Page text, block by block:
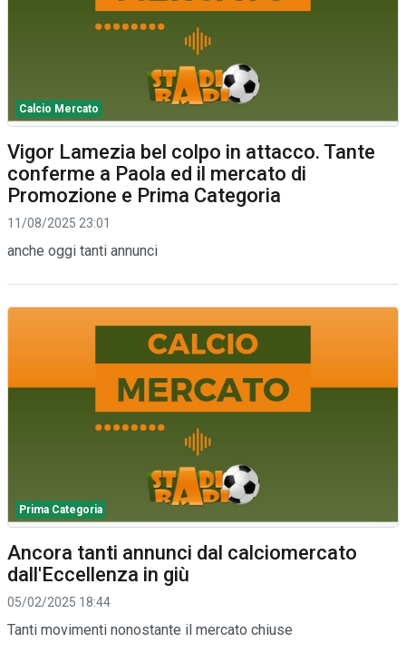
Calcio Mercato
Vigor Lamezia bel colpo in attacco. Tante
conferme a Paola ed il mercato di
Promozione e Prima Categoria
11/08/2025 23:01
anche oggi tanti annunci
Prima Categoria
Ancora tanti annunci dal calciomercato
dall'Eccellenza in giù
05/02/2025 18:44
Tanti movimenti nonostante il mercato chiuse